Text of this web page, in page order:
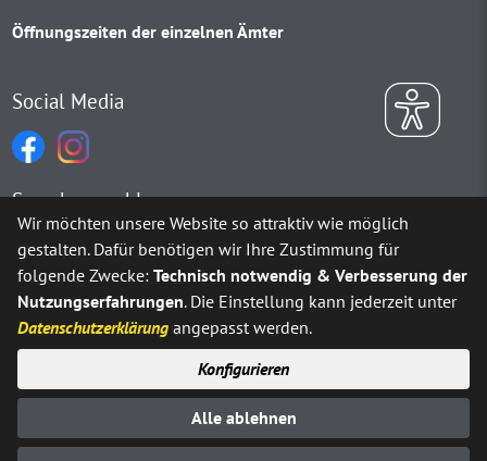
Öffnungszeiten der einzelnen Ämter
Social Media
Sprachauswahl
Möchten Sie vonGoogle Translate bereitgestellte externe
Ja Immer
Impressum Datenschutz
Erklärung zur Barrierefreiheit Kontakt
Wir möchten unsere Website so attraktiv wie möglich
gestalten. Dafür benötigen wir Ihre Zustimmung für
folgende Zwecke:Technisch notwendig & Verbesserung der
Nutzungserfahrungen. Die Einstellung kann jederzeit unter
Datenschutzerklärung angepasst werden.
Konfigurieren
Alle ablehnen